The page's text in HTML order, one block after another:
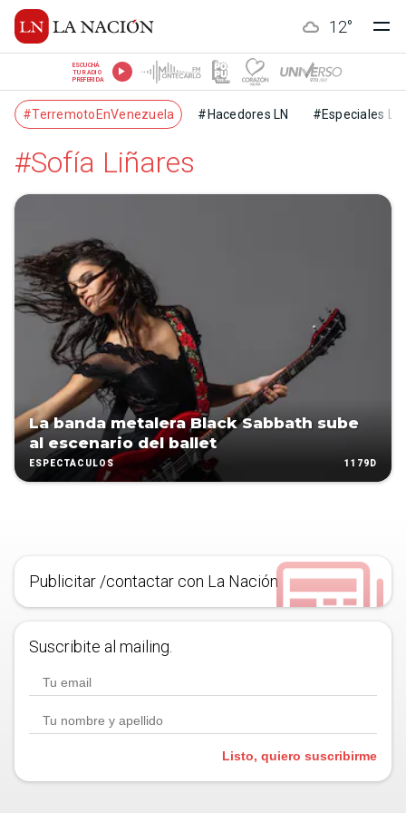
12°
ESCUCHÁ
TU RADIO
PREFERIDA
#TerremotoEnVenezuela #Hacedores LN #Especiales LN
#Sofía Liñares
La banda metalera Black Sabbath sube
al escenario del ballet
ESPECTÁCULOS 1179D
Publicitar /contactar con La Nación
Suscribite al mailing.
Listo, quiero suscribirme